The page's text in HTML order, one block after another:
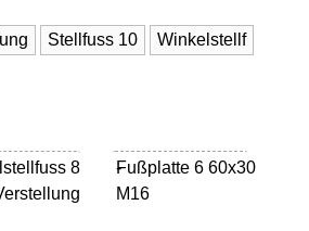
Stellfuss 10
Winkelstellf
8
Fußplatte 6 60x30
M16
-